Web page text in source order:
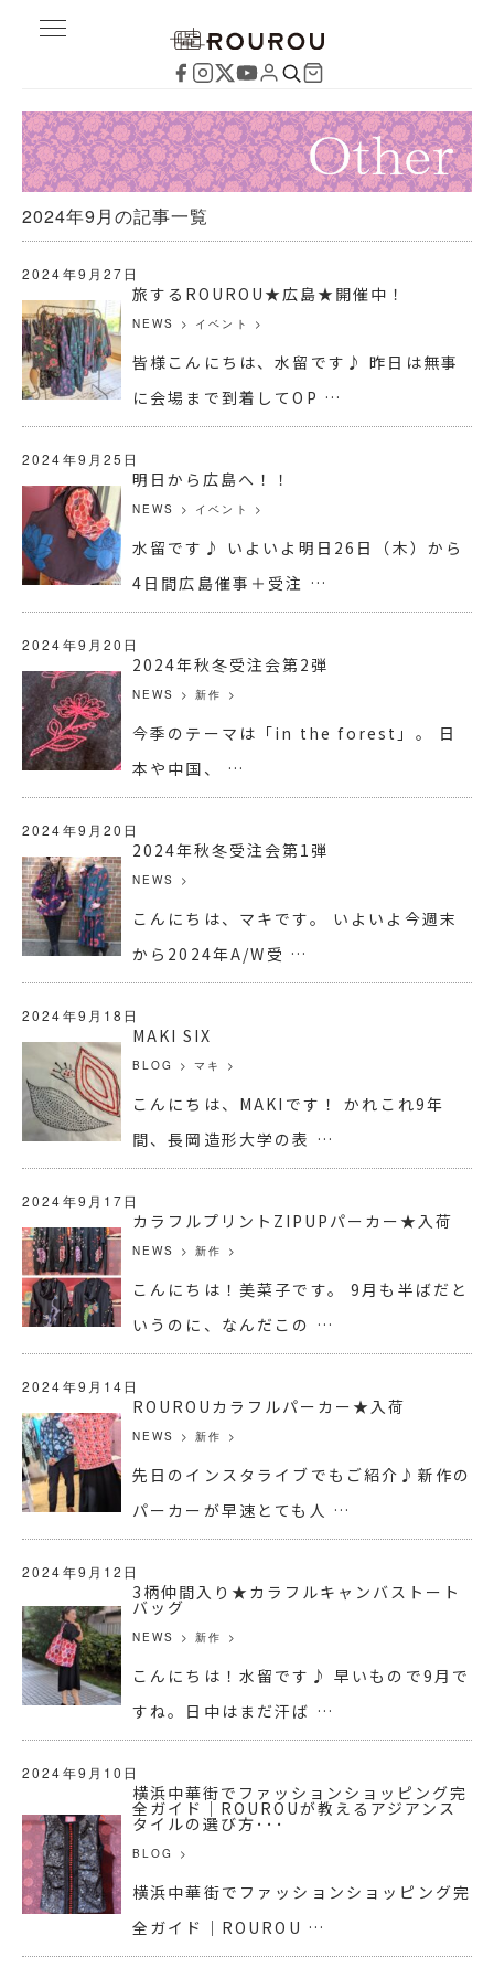
2024年9月の記事一覧
2024年9月27日
旅するROUROU★広島★開催中！
NEWS > イベント >
皆様こんにちは、水留です♪ 昨日は無事
に会場まで到着してOP …
2024年9月25日
明日から広島へ！！
NEWS > イベント >
水留です♪ いよいよ明日26日（木）から
4日間広島催事＋受注 …
2024年9月20日
2024年秋冬受注会第2弾
NEWS >新作 >
今季のテーマは「in the forest」。 日
本や中国、 …
2024年9月20日
2024年秋冬受注会第1弾
NEWS >
こんにちは、マキです。 いよいよ今週末
から2024年A/W受 …
2024年9月18日
MAKI SIX
BLOG >マキ >
こんにちは、MAKIです！ かれこれ9年
間、長岡造形大学の表 …
2024年9月17日
カラフルプリントZIPUPパーカー★入荷
NEWS >新作 >
こんにちは！美菜子です。 9月も半ばだと
いうのに、なんだこの …
2024年9月14日
ROUROUカラフルパーカー★入荷
NEWS >新作 >
先日のインスタライブでもご紹介♪新作の
パーカーが早速とても人 …
2024年9月12日
3柄仲間入り★カラフルキャンバストート
バッグ
NEWS >新作 >
こんにちは！水留です♪ 早いもので9月で
すね。日中はまだ汗ば …
2024年9月10日
横浜中華街でファッションショッピング完
全ガイド｜ROUROUが教えるアジアンス
タイルの選び方･･･
BLOG >
横浜中華街でファッションショッピング完
全ガイド｜ROUROU …